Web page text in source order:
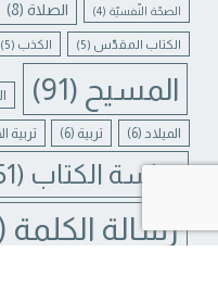
الصحّة النّفسيّة (4) الصلاة(8)
الكتاب المقدّس (5) الكذب (5)
المسيح (91)
الميلاد (6) تربية (6) تربية
دراسة الكتاب (51)
رسالة الكلمة